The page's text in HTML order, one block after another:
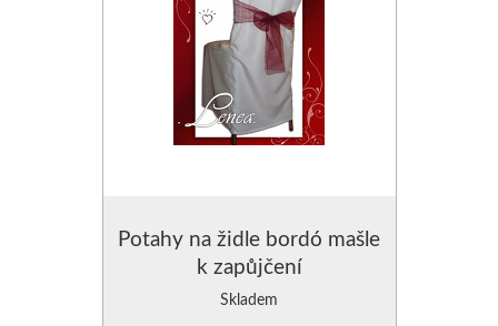
Potahy na židle bordó mašle
k zapůjčení
Skladem